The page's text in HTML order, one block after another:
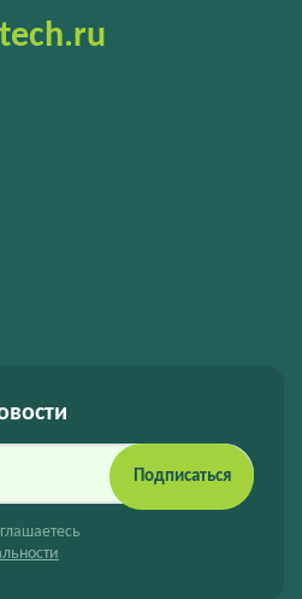
Подписаться